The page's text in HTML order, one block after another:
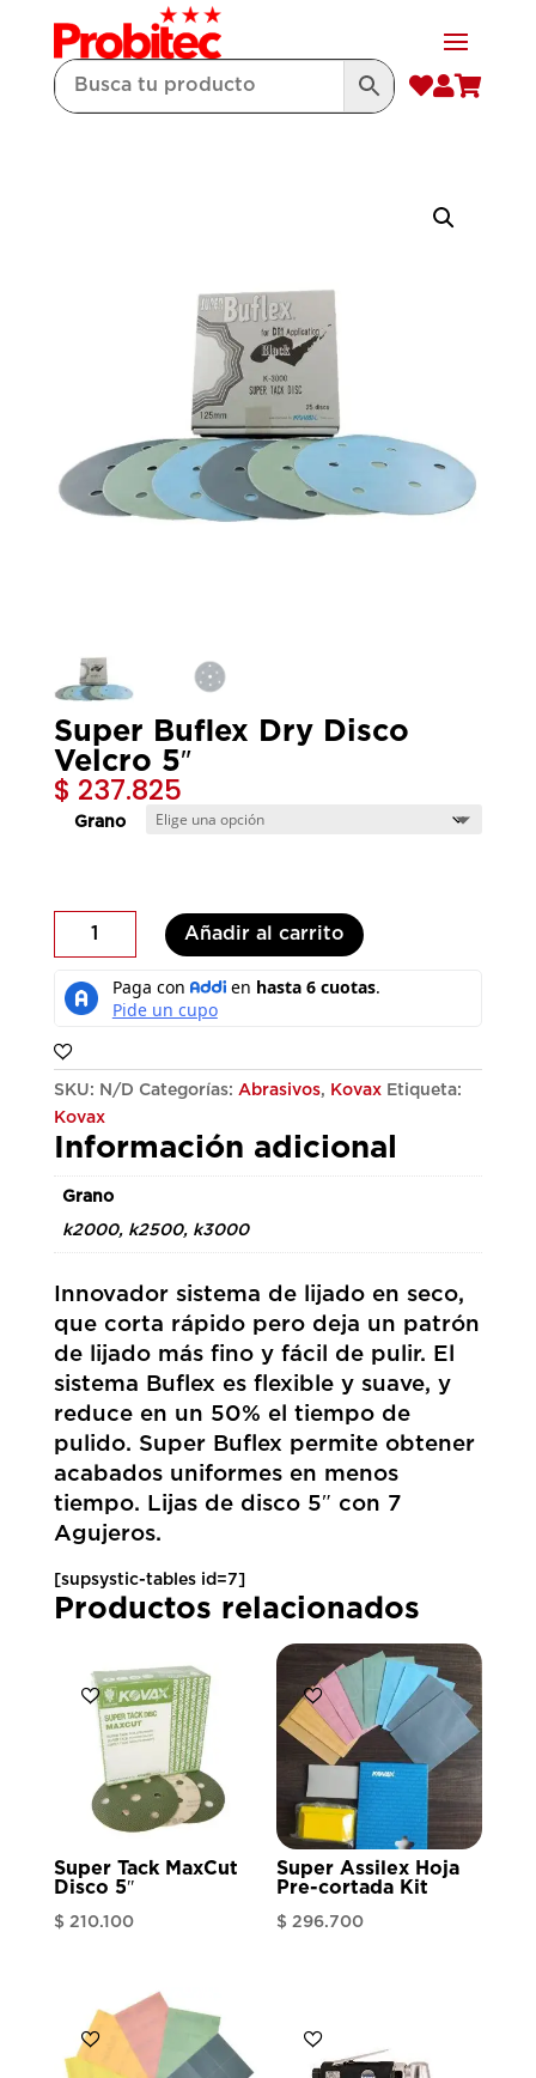

Super Buflex Dry Disco
Velcro 5″
$ 237.825
Grano
Super
Dry
Disco
5"
cantidad
Añadir al carrito
SKU: N/D Categorías: Abrasivos, Kovax Etiqueta:
Kovax
Información adicional
Grano
k2000, k2500, k3000
Innovador sistema de lijado en seco,
que corta rápido pero deja un patrón
de lijado más fino y fácil de pulir. El
sistema Buflex es flexible y suave, y
reduce en un 50% el tiempo de
pulido. Super Buflex permite obtener
acabados uniformes en menos
tiempo. Lijas de disco 5″ con 7
Agujeros.
[supsystic-tables id=7]
Productos relacionados
Super Tack MaxCut
Disco 5″
$ 210.100
Super Assilex Hoja
Pre-cortada Kit
$ 296.700